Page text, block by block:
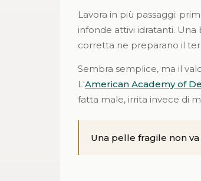
Lavora in più passaggi:
infonde attivi idratanti. Una
corretta ne preparano il
Sembra semplice, ma il
L'American Academy of
fatta male, irrita invece di
Una pelle fragile non